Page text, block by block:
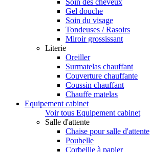
Soin des cheveux
Gel douche
Soin du visage
Tondeuses / Rasoirs
Miroir grossissant
Literie
Oreiller
Surmatelas chauffant
Couverture chauffante
Coussin chauffant
Chauffe matelas
Equipement cabinet
Voir tous Equipement cabinet
Salle d'attente
Chaise pour salle d'attente
Poubelle
Corbeille à papier